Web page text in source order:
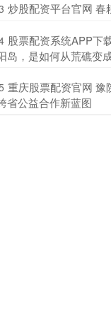
炒股配资平台官网 春
股票配资系统APP下
岛，是如何从荒礁变
重庆股票配资官网 豫
省公益合作新蓝图